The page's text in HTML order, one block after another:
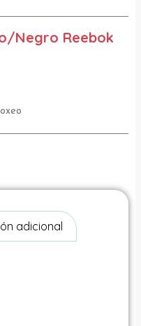
Negro Reebok
adicional